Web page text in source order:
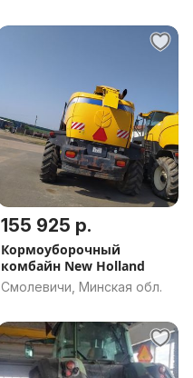
155 925 р.
Кормоуборочный
комбайн New Holland
Смолевичи, Минская обл.